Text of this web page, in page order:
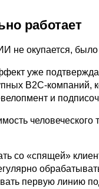
работает
не окупается,
уже
B2C-компаний,
и
человеческого
со «спящей»
первую линию